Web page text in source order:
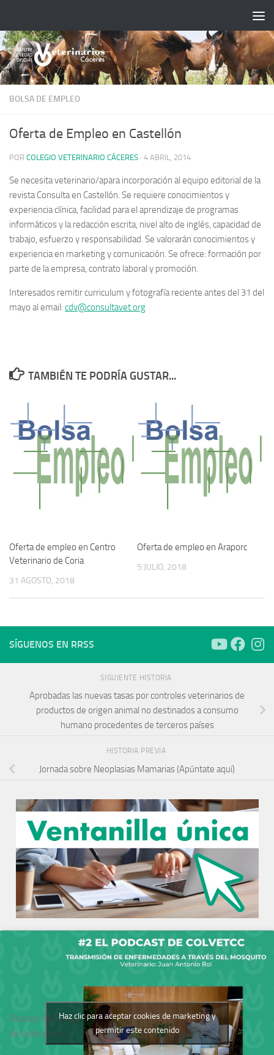
BOLSA DE EMPLEO
Oferta de Empleo en Castellón
POR COLEGIO VETERINARIO CÁCERES · 4 ABRIL, 2014
Se necesita veterinario/apara incorporación al equipo editorial de la
revista Consulta en Castellón. Se requiere conocimientos y
experiencia clínica, facilidad para el aprendizaje de programas
informáticos y la redacción escrita, nivel alto de inglés, capacidad de
trabajo, esfuerzo y responsabilidad. Se valorarán conocimientos y
experiencia en marketing y comunicación. Se ofrece: formación por
parte de la empresa, contrato laboral y promoción.
Interesados remitir curriculum y fotografía reciente antes del 31 del
mayo al email: cdv@consultavet.org
TAMBIÉN TE PODRÍA GUSTAR...
Oferta de empleo en Centro
Veterinario de Coria
31 AGOSTO, 2018
Oferta de empleo en Araporc
5 JULIO, 2018
SÍGUENOS EN RRSS
SIGUIENTE HISTORIA
Aprobadas las nuevas tasas por controles veterinarios de
productos de origen animal no destinados a consumo
humano procedentes de terceros países
HISTORIA PREVIA
Jornada sobre Neoplasias Mamarias (Apúntate aquí)
Podcast del Colegio
de Veterinarios
Haz clic para aceptar cookies de marketing y
permitir este contenido